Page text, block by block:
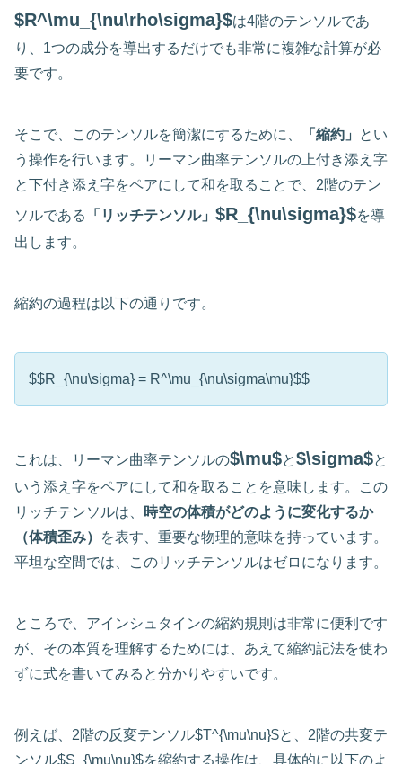
$R^\mu_{\nu\rho\sigma}$は4階のテンソルであ
り、1つの成分を導出するだけでも非常に複雑な計算が必
要です。
そこで、このテンソルを簡潔にするために、 「縮約」
とい
う操作を行います。リーマン曲率テンソルの上付き添え字
と下付き添え字をペアにして和を取ることで、2階のテン
ソルである
「リッチテンソル」 $R_{\nu\sigma}$を導
出します。
縮約の過程は以下の通りです。
$$R_{\nu\sigma} = R^\mu_{\nu\sigma\mu}$$
これは、リーマン曲率テンソルの$\mu$と$\sigma$と
いう添え字をペアにして和を取ることを意味します。この
リッチテンソルは、
時空の体積がどのように変化するか
（体積歪み）
を表す、重要な物理的意味を持っています。
平坦な空間では、このリッチテンソルはゼロになります。
ところで、アインシュタインの縮約規則は非常に便利です
が、その本質を理解するためには、あえて縮約記法を使わ
ずに式を書いてみると分かりやすいです。
例えば、2階の反変テンソル$T^{\mu\nu}$と、2階の共変テ
ンソル$S_{\mu\nu}$を縮約する操作は、具体的に以下のよ